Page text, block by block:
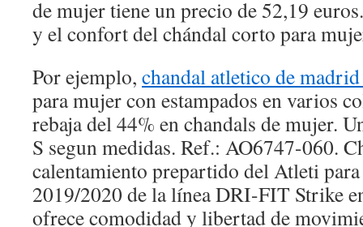
de mujer tiene un precio de 52,19
y el confort del chándal corto para
Por ejemplo, chandal atletico de
para mujer con estampados en varios
rebaja del 44% en chandals de mujer.
S segun medidas. Ref.: AO6747-060.
calentamiento prepartido del Atleti
2019/2020 de la línea DRI-FIT Strike
ofrece comodidad y libertad de